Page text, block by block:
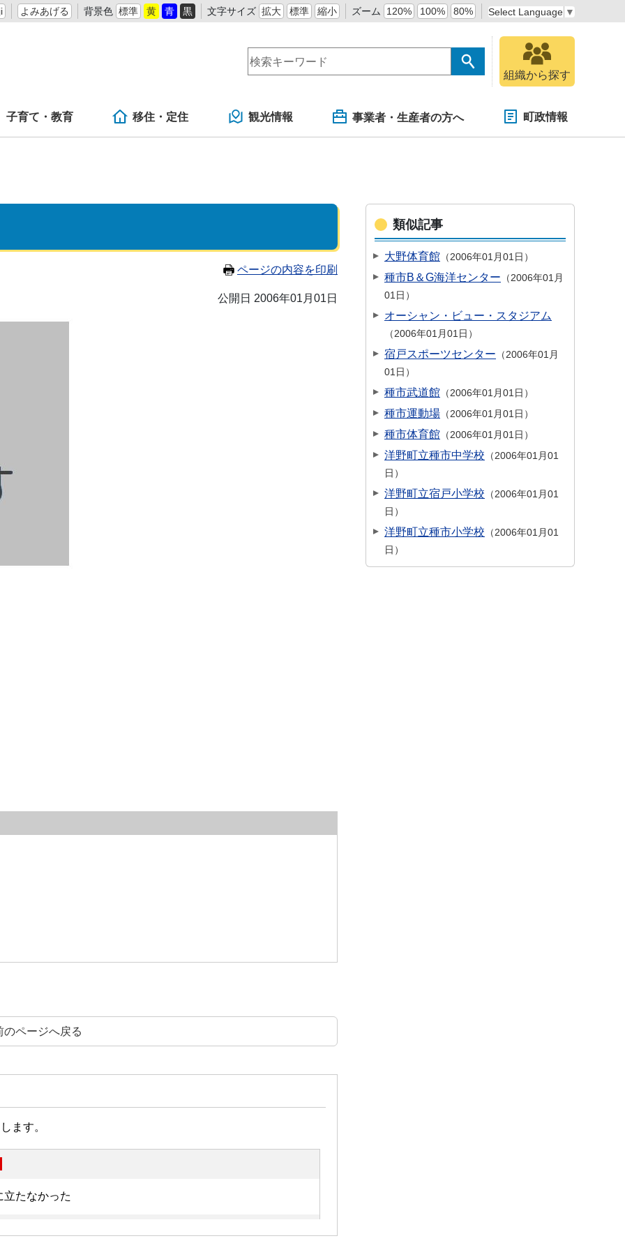
よみあげる 背景色 標準 黄 青 黒 文字サイズ 拡大 標準 縮小 ズーム 120% 100% 80% Select Language ▼
組織から探す
子育て・教育 移住・定住 観光情報 事業者・生産者の方へ 町政情報
ページの内容を印刷
公開日 2006年01月01日
のページへ戻る
類似記事
大野体育館 2006年01月01日
種市B＆G海洋センター
2006年01月
01日
オーシャン・ビュー・スタジアム
2006年01月01日
宿戸スポーツセンター
2006年01月
01日
種市武道館 2006年01月01日
種市運動場 2006年01月01日
種市体育館 2006年01月01日
洋野町立種市中学校
2006年01月01
日
洋野町立宿戸小学校
2006年01月01
日
洋野町立種市小学校
2006年01月01
日